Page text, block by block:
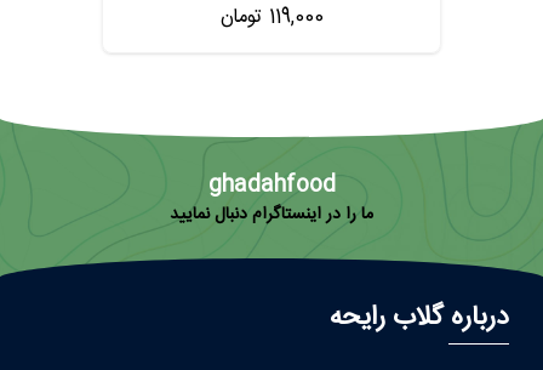
119,000 تومان
ghadahfood
ما را در اینستاگرام دنبال نمایید
درباره گلاب رایحه